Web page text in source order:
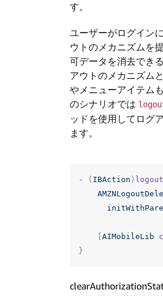
す。
ユーザーがログイン
ウトのメカニズムを
可データを消去でき
アウトのメカニズム
やメニューアイテム
のシナリオでは
ッドを使用してログ
ます。
- ( IBAction )
AIMobileLib
}